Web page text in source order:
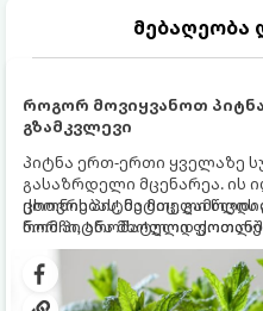
მებაღეობა
როგორ მოვიყვანოთ
გზამკვლევი
პიტნა ერთ-ერთი ყველაზე
გასაზრდელი მცენარეა. ის
ცხოვრებას, მეტიც,
რომ პიტნა მხოლოდ
გრუნტში (ბაღში)
სწრაფად ვრცელდება და
ქოთნის პიტნა მთელი წლის
ნორჩი, არომატული
კერძებისთვის.